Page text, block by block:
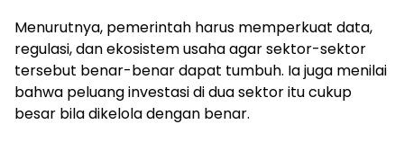
Menurutnya, pemerintah harus memperkuat data,
regulasi, dan ekosistem usaha agar sektor-sektor
tersebut benar-benar dapat tumbuh. Ia juga menilai
bahwa peluang investasi di dua sektor itu cukup
besar bila dikelola dengan benar.